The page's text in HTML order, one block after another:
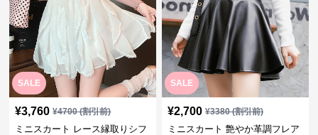
SALE
¥3,760 ¥4700(割引前)
ミニスカート レース縁取りシフ
SALE
¥2,700 ¥3380(割引前)
ミニスカート 艶やか革調フレア